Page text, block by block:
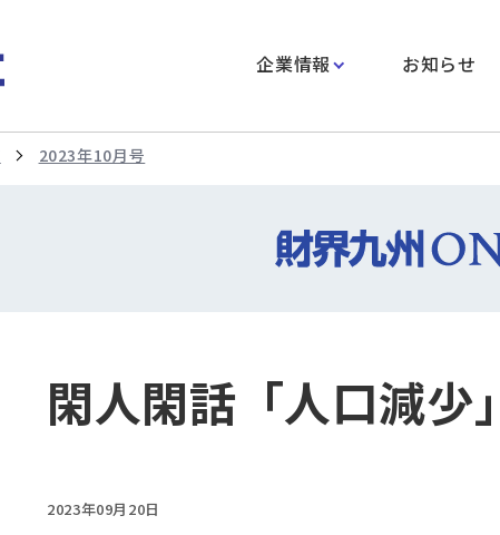
企業情報 お知らせ
2023年10月号
閑人閑話「人口減少」
2023年09月20日